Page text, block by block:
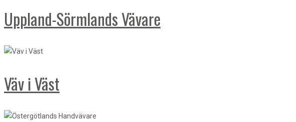
Uppland-Sörmlands Vävare
Väv i Väst